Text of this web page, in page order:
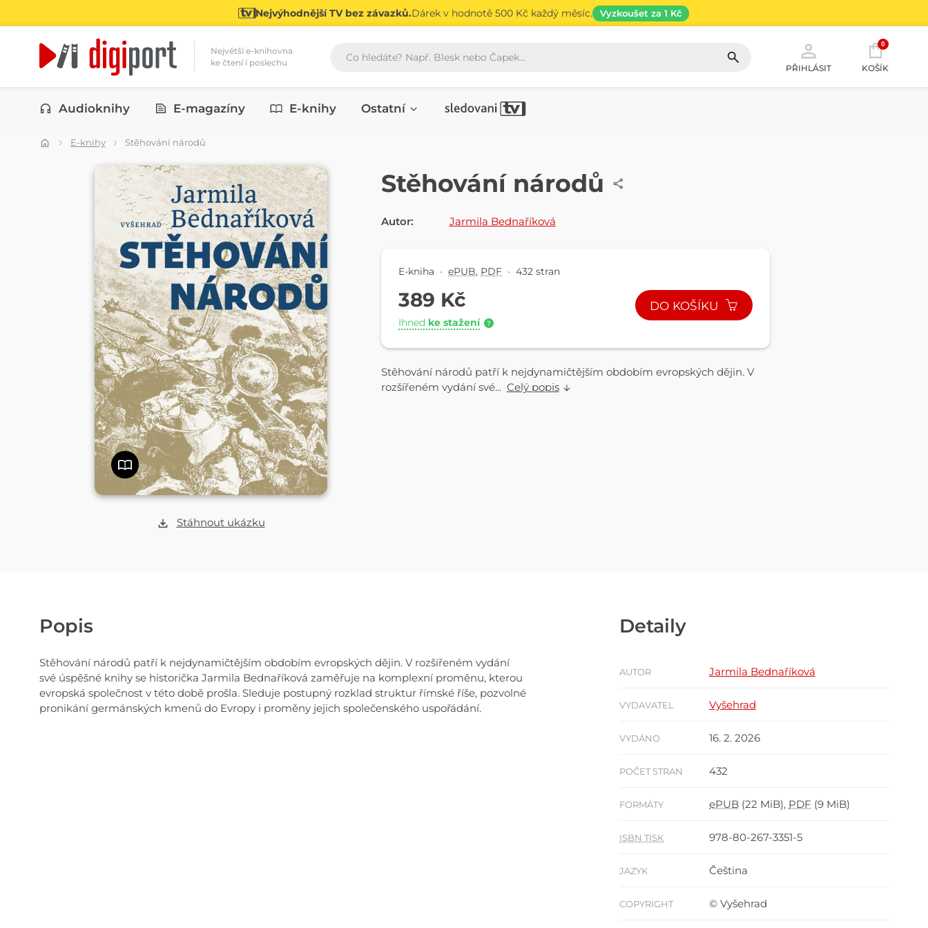
Nejvýhodnější TV bez závazků.Dárek v hodnotě 500 Kč každý měsíc. Vyzkoušet za 1 Kč
Největší e-knihovna
ke čtení i poslechu
Vyhledávání
PŘIHLÁSIT
0
KOŠÍK
Kategorie
Audioknihy E-magazíny E-knihy Ostatní
E-knihy Stěhování národů
Stáhnout ukázku
E-KNIHA
Stěhování národů
Autor: Jarmila Bednaříková
E-kniha · ePUB, PDF · 432 stran
389 Kč
Ihned ke stažení ?
DO KOŠÍKU
Stěhování národů patří k nejdynamičtějším obdobím evropských dějin. V
rozšířeném vydání své... Celý popis
Popis
Stěhování národů patří k nejdynamičtějším obdobím evropských dějin. V rozšířeném vydání
své úspěšné knihy se historička Jarmila Bednaříková zaměřuje na komplexní proměnu, kterou
evropská společnost v této době prošla. Sleduje postupný rozklad struktur římské říše, pozvolné
pronikání germánských kmenů do Evropy i proměny jejich společenského uspořádání.
Detaily
AUTOR Jarmila Bednaříková
VYDAVATEL Vyšehrad
VYDÁNO 16. 2. 2026
POČET STRAN 432
FORMÁTY ePUB (22 MiB), PDF (9 MiB)
ISBN TISK 978-80-267-3351-5
JAZYK Čeština
COPYRIGHT © Vyšehrad